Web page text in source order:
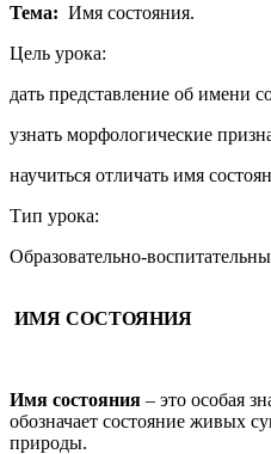
Тема: Имя состояния.
Цель урока:
дать представление об имени
узнать морфологические
научиться отличать имя
Тип урока:
Образовательно-
ИМЯ СОСТОЯНИЯ
Имя состояния – это особая
обозначает состояние живых
природы.